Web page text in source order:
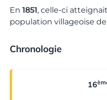
En 1851, celle-ci
population villageoise
Chronologie
16